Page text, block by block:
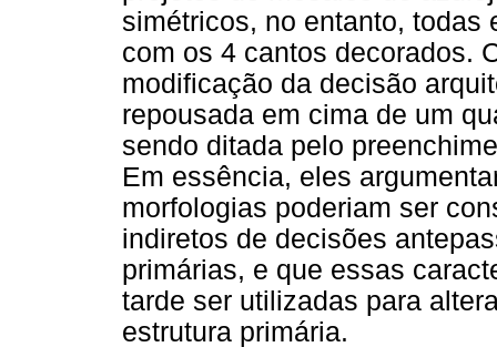
simétricos, no entanto, todas
com os 4 cantos decorados.
modificação da decisão
repousada em cima de um
sendo ditada pelo
Em essência, eles
morfologias poderiam ser
indiretos de decisões
primárias, e que essas
tarde ser utilizadas para
estrutura primária.